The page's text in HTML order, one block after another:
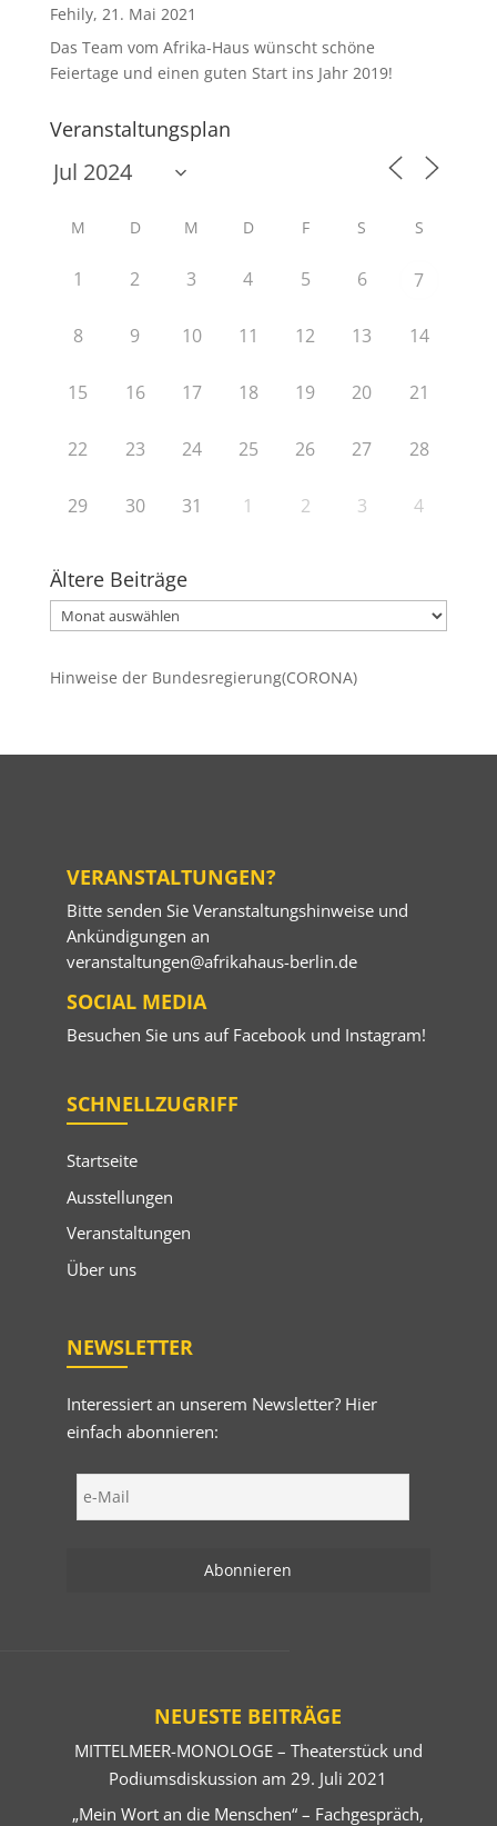
Fehily, 21. Mai 2021
Das Team vom Afrika-Haus wünscht schöne
Feiertage und einen guten Start ins Jahr 2019!
Veranstaltungsplan
M D M D F S S
1 2 3 4 5 6 7
8 9 10 11 12 13 14
15 16 17 18 19 20 21
22 23 24 25 26 27 28
29 30 31 1 2 3 4
Ältere Beiträge
Ältere
Beiträge
Hinweise der Bundesregierung(CORONA)
VERANSTALTUNGEN?
Bitte senden Sie Veranstaltungshinweise und
Ankündigungen an
veranstaltungen@afrikahaus-berlin.de
SOCIAL MEDIA
Besuchen Sie uns auf Facebookund Instagram!
SCHNELLZUGRIFF
Startseite
Ausstellungen
Veranstaltungen
Über uns
NEWSLETTER
Interessiert an unserem Newsletter? Hier
einfach abonnieren:
NEUESTE BEITRÄGE
MITTELMEER-MONOLOGE – Theaterstück und
Podiumsdiskussion am 29. Juli 2021
„Mein Wort an die Menschen“ – Fachgespräch,